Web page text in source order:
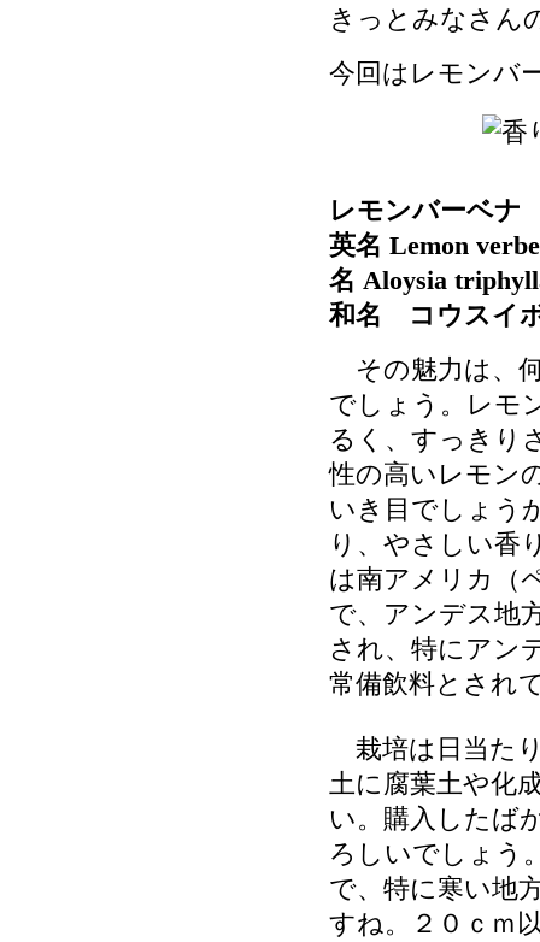
きっとみなさん
今回はレモンバ
レモンバーベナ
英名 Lemon
名 Aloysia
和名 コウスイ
その魅力は、
でしょう。レモ
るく、すっきり
性の高いレモン
いき目でしょう
り、やさしい香
は南アメリカ（
で、アンデス地
され、特にアン
常備飲料とされ
栽培は日当た
土に腐葉土や化
い。購入したば
ろしいでしょう
で、特に寒い地
すね。２０ｃｍ